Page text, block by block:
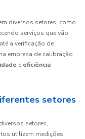
diversos setores, como
serviços que vão
a verificação de
empresa de calibração
e eficiência
setores
setores,
utilizem medições